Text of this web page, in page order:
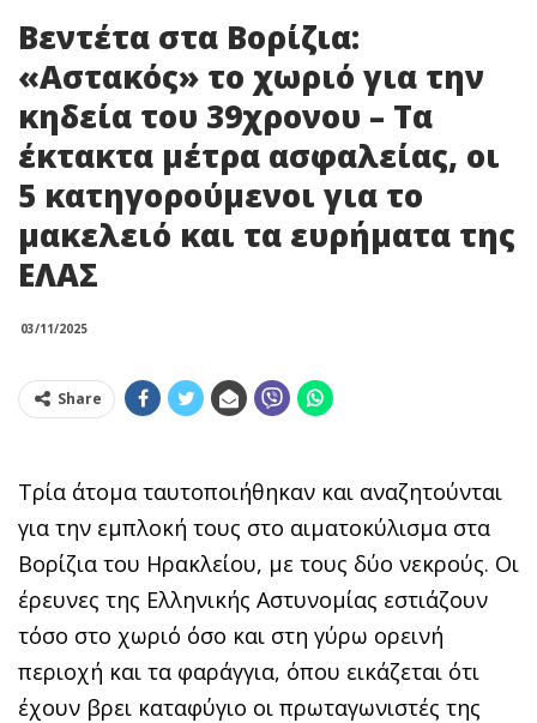
Βεντέτα στα Βορίζια:
«Αστακός» το χωριό για την
κηδεία του 39χρονου – Τα
έκτακτα μέτρα ασφαλείας, οι
5 κατηγορούμενοι για το
μακελειό και τα ευρήματα της
ΕΛΑΣ
03/11/2025
Share
Τρία άτομα ταυτοποιήθηκαν και αναζητούνται
για την εμπλοκή τους στο αιματοκύλισμα στα
Βορίζια του Ηρακλείου, με τους δύο νεκρούς. Οι
έρευνες της Ελληνικής Αστυνομίας εστιάζουν
τόσο στο χωριό όσο και στη γύρω ορεινή
περιοχή και τα φαράγγια, όπου εικάζεται ότι
έχουν βρει καταφύγιο οι πρωταγωνιστές της